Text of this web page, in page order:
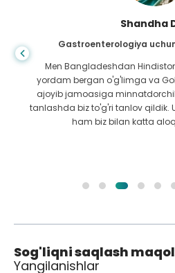
Shandha
Gastroenterologiya
Men Bangladeshdan
yordam bergan o'g'limga va
ajoyib jamoasiga
tanlashda biz to'g'ri tanlov qildik.
ham biz bilan katta
Sog'liqni saqlash
Yangilanishlar